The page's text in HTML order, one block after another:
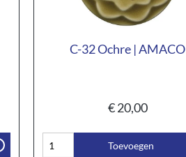
C-32 Ochre | AMACO
€20,00
Toevoegen